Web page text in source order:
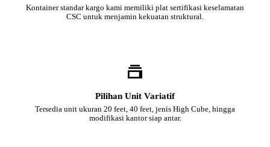
Kontainer standar kargo kami memiliki plat sertifikasi keselamatan
CSC untuk menjamin kekuatan struktural.
Pilihan Unit Variatif
Tersedia unit ukuran 20 feet, 40 feet, jenis High Cube, hingga
modifikasi kantor siap antar.